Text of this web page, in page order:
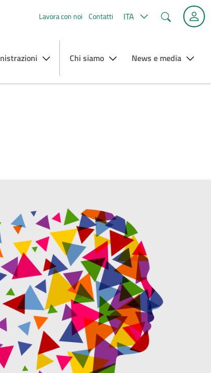
Lavora con noi Contatti ITA Cerca
Chi siamo News e media